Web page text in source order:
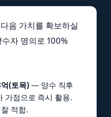
음 가치를 확보하실
자 명의로 100%
(토목)— 양수 직후
가점으로 즉시 활용.
적합.